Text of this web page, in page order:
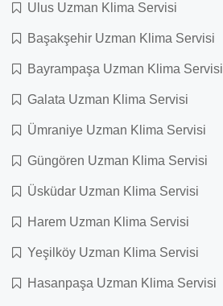
Ulus Uzman Klima Servisi
Başakşehir Uzman Klima Servisi
Bayrampaşa Uzman Klima Servisi
Galata Uzman Klima Servisi
Ümraniye Uzman Klima Servisi
Güngören Uzman Klima Servisi
Üsküdar Uzman Klima Servisi
Harem Uzman Klima Servisi
Yeşilköy Uzman Klima Servisi
Hasanpaşa Uzman Klima Servisi